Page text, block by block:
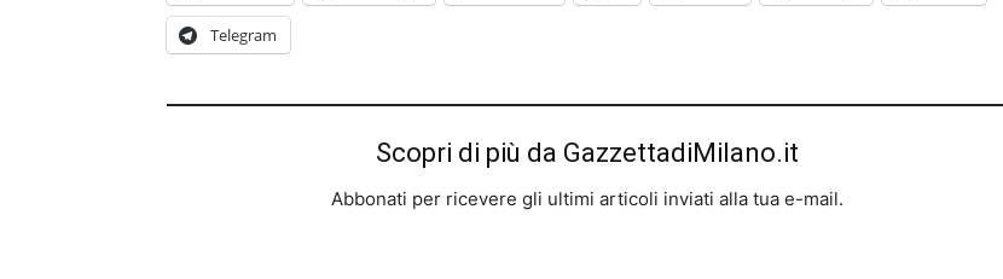
Telegram
Scopri di più da GazzettadiMilano.it
Abbonati per ricevere gli ultimi articoli inviati alla tua e-mail.